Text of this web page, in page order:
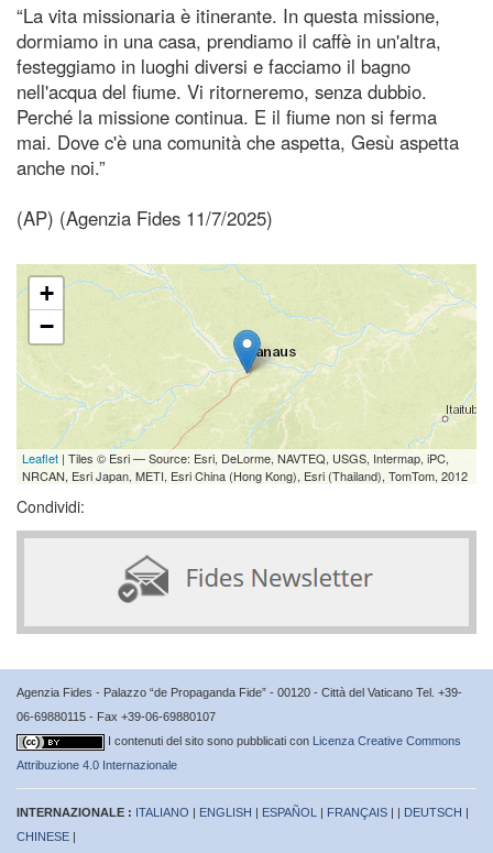
“La vita missionaria è itinerante. In questa missione,
dormiamo in una casa, prendiamo il caffè in un'altra,
festeggiamo in luoghi diversi e facciamo il bagno
nell'acqua del fiume. Vi ritorneremo, senza dubbio.
Perché la missione continua. E il fiume non si ferma
mai. Dove c'è una comunità che aspetta, Gesù aspetta
anche noi.”
(AP) (Agenzia Fides 11/7/2025)
+
−
Leaflet | Tiles © Esri — Source: Esri, DeLorme, NAVTEQ, USGS, Intermap, iPC,
NRCAN, Esri Japan, METI, Esri China (Hong Kong), Esri (Thailand), TomTom, 2012
Condividi:
Agenzia Fides - Palazzo “de Propaganda Fide” - 00120 - Città del Vaticano Tel. +39-
06-69880115 - Fax +39-06-69880107
I contenuti del sito sono pubblicati con Licenza Creative Commons
Attribuzione 4.0 Internazionale
INTERNAZIONALE : ITALIANO | ENGLISH | ESPAÑOL | FRANÇAIS | | DEUTSCH |
CHINESE |